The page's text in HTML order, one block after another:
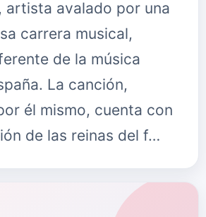
artista avalado por una
carrera musical,
de la música
La canción,
él mismo, cuenta con
de las reinas del f…